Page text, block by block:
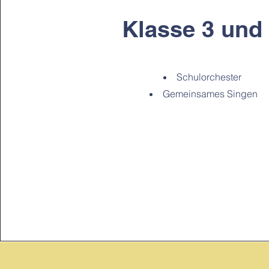
Klasse 3 und
Schulorchester
Gemeinsames Singen